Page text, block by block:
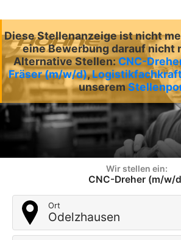
Diese Stellenanzeige ist nicht
eine Bewerbung darauf nicht
Alternative Stellen: CNC-
Fräser (m/w/d),
unserem
Wir stellen ein:
CNC-Dreher (m/w/
Ort
Odelzhausen